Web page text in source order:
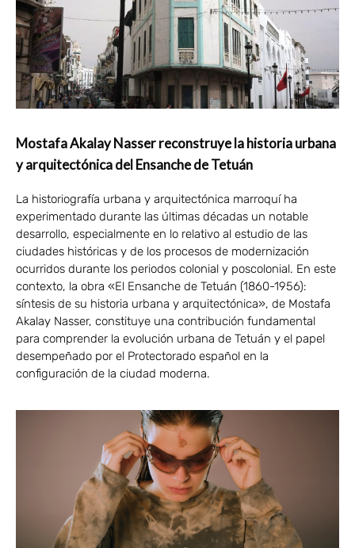
Mostafa Akalay Nasser reconstruye la historia urbana
y arquitectónica del Ensanche de Tetuán
La historiografía urbana y arquitectónica marroquí ha
experimentado durante las últimas décadas un notable
desarrollo, especialmente en lo relativo al estudio de las
ciudades históricas y de los procesos de modernización
ocurridos durante los periodos colonial y poscolonial. En este
contexto, la obra «El Ensanche de Tetuán (1860-1956):
síntesis de su historia urbana y arquitectónica», de Mostafa
Akalay Nasser, constituye una contribución fundamental
para comprender la evolución urbana de Tetuán y el papel
desempeñado por el Protectorado español en la
configuración de la ciudad moderna.